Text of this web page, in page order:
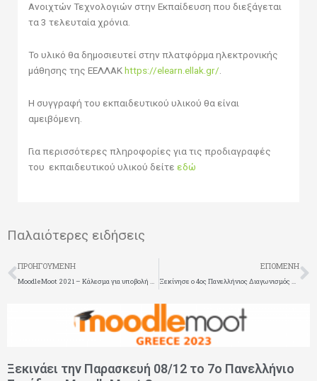
Ανοιχτών Τεχνολογιών στην Εκπαίδευση που διεξάγεται
τα 3 τελευταία χρόνια.
Το υλικό θα δημοσιευτεί στην πλατφόρμα ηλεκτρονικής
μάθησης της ΕΕΛΛΑΚhttps://elearn.ellak.gr/
Η συγγραφή του εκπαιδευτικού υλικού θα είναι
αμειβόμενη.
Για περισσότερες πληροφορίες για τις προδιαγραφές
του εκπαιδευτικού υλικού δείτε εδώ
Παλαιότερες ειδήσεις
Prev
ΠΡΟΗΓΟΎΜΕΝΗ
MoodleMoot 2021 – Κάλεσμα για υποβολή παρουσιάσεων
ΕΠΌΜΕΝΗ
Ξεκίνησε ο 4ος Πανελλήνιος Διαγωνισμός Ανοιχτών Τεχνολογιών στην Εκπαίδευση- Κάλεσμα για συμμετοχή
Ξεκινάει την Παρασκευή 08/12 το 7ο Πανελλήνιο